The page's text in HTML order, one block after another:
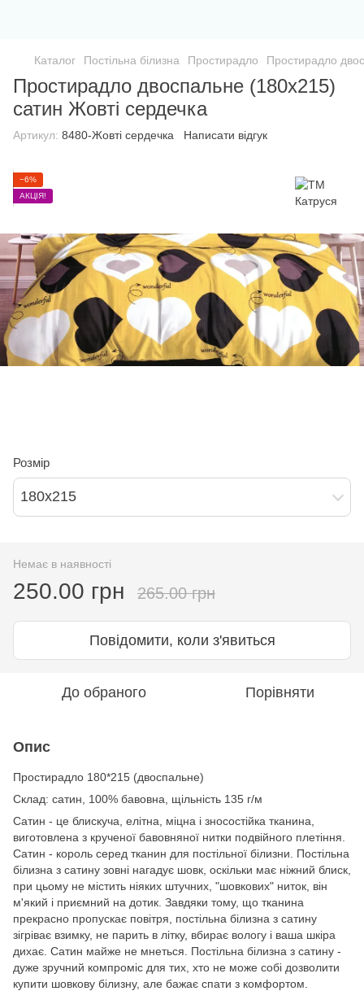
Каталог Постільна білизна Простирадло Простирадло
Простирадло двоспальне (180х215)
сатин Жовті сердечка
Артикул: 8480-Жовті сердечка Написати відгук
−6%
АКЦІЯ!
Розмір
180х215
Немає в наявності
250.00 грн 265.00 грн
Повідомити, коли з'явиться
До обраного Порівняти
Опис
Простирадло 180*215 (двоспальне)
Cклад: сатин, 100% бавовна, щільність 135 г/м
Сатин - це блискуча, елітна, міцна і зносостійка тканина,
виготовлена з крученої бавовняної нитки подвійного плетіння.
Сатин - король серед тканин для постільної білизни. Постільна
білизна з сатину зовні нагадує шовк, оскільки має ніжний блиск,
при цьому не містить ніяких штучних, "шовкових" ниток, він
м'який і приємний на дотик. Завдяки тому, що тканина
прекрасно пропускає повітря, постільна білизна з сатину
зігріває взимку, не парить в літку, вбирає вологу і ваша шкіра
дихає. Сатин майже не мнеться. Постільна білизна з сатину -
дуже зручний компроміс для тих, хто не може собі дозволити
купити шовкову білизну, але бажає спати з комфортом.